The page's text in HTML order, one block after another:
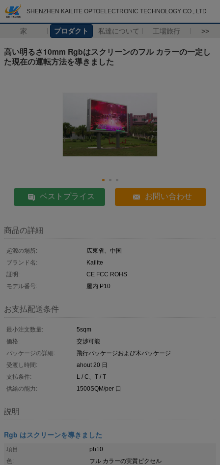
SHENZHEN KAILITE OPTOELECTRONIC TECHNOLOGY CO., LTD
家 プロダクト 私達について 工場旅行 >>
高い明るさ10mm Rgbはスクリーンのフル カラーの一定し
た現在の運転方法を導きました
ベストプライス お問い合わせ
商品の詳細
起源の場所:
広東省、中国
ブランド名:
Kailite
証明:
CE FCC ROHS
モデル番号:
屋内 P10
お支払配送条件
最小注文数量:
5sqm
価格:
交渉可能
パッケージの詳細:
飛行パッケージおよび木パッケージ
受渡し時間:
ahout 20 日
支払条件:
L / C、T / T
供給の能力:
1500SQM/per 口
説明
Rgb はスクリーンを導きました
項目:
ph10
色:
フル カラーの実質ピクセル